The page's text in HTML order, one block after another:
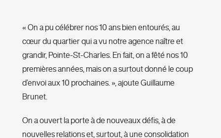
« On a pu célébrer nos 10 ans bien entourés, au
cœur du quartier qui a vu notre agence naître et
grandir, Pointe-St-Charles. En fait, on a fêté nos 10
premières années, mais on a surtout donné le coup
d’envoi aux 10 prochaines. », ajoute Guillaume
Brunet.
On a ouvert la porte à de nouveaux défis, à de
nouvelles relations et, surtout, à une consolidation